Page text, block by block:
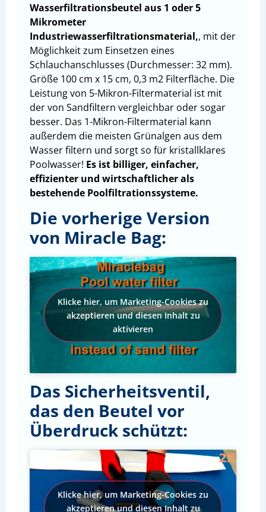
Wasserfiltrationsbeutel aus 1 oder 5
Mikrometer
Industriewasserfiltrationsmaterial,, mit der
Möglichkeit zum Einsetzen eines
Schlauchanschlusses (Durchmesser: 32 mm).
Größe 100 cm x 15 cm, 0,3 m2 Filterfläche. Die
Leistung von 5-Mikron-Filtermaterial ist mit
der von Sandfiltern vergleichbar oder sogar
besser. Das 1-Mikron-Filtermaterial kann
außerdem die meisten Grünalgen aus dem
Wasser filtern und sorgt so für kristallklares
Poolwasser! Es ist billiger, einfacher,
effizienter und wirtschaftlicher als
bestehende Poolfiltrationssysteme.
Die vorherige Version
von Miracle Bag:
Klicke hier, um Marketing-Cookies zu
akzeptieren und diesen Inhalt zu
aktivieren
Das Sicherheitsventil,
das den Beutel vor
Überdruck schützt:
Klicke hier, um Marketing-Cookies zu
akzeptieren und diesen Inhalt zu